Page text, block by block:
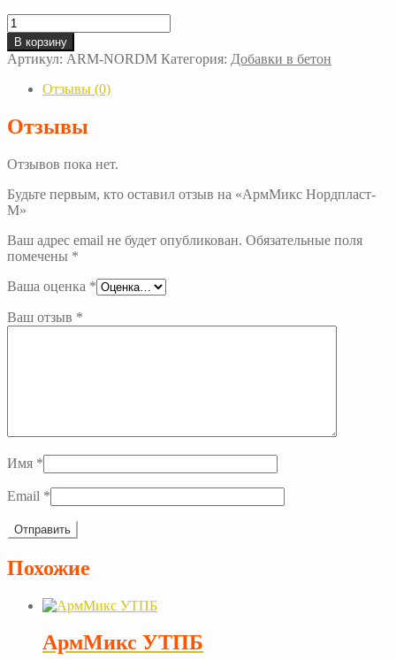
Количество
товара
АрмМикс
Нордпласт-
В корзину
Артикул: ARM-NORDM Категория: Добавки в бетон
Отзывы (0)
Отзывы
Отзывов пока нет.
Будьте первым, кто оставил отзыв на «АрмМикс Нордпласт-
М»
Ваш адрес email не будет опубликован. Обязательные поля
помечены *
Ваша оценка *
Ваш отзыв *
Имя *
Email *
Похожие
АрмМикс УТПБ